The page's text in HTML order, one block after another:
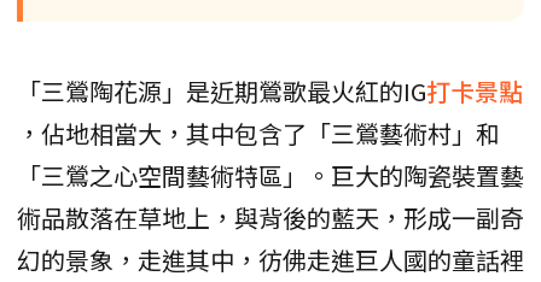
「三鶯陶花源」是近期鶯歌最火紅的IG打卡景點
，佔地相當大，其中包含了「三鶯藝術村」和
「三鶯之心空間藝術特區」。巨大的陶瓷裝置藝
術品散落在草地上，與背後的藍天，形成一副奇
幻的景象，走進其中，彷佛走進巨人國的童話裡